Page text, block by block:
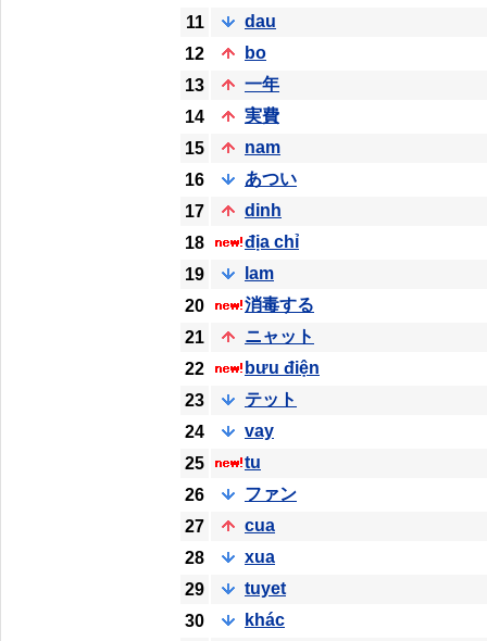
11
dau
12
bo
13
一年
14
実費
15
nam
16
あつい
17
dinh
18
địa chỉ
19
lam
20
消毒する
21
ニャット
22
bưu điện
23
テット
24
vay
25
tu
26
ファン
27
cua
28
xua
29
tuyet
30
khác